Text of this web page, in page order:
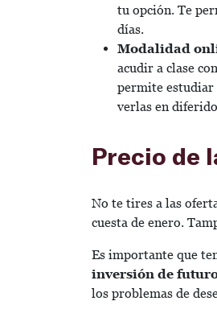
tu opción. Te
días.
Modalidad
acudir a clase
permite estudiar
verlas en
Precio de
No te tires a las
cuesta de enero.
Es importante que
inversión de
los problemas de